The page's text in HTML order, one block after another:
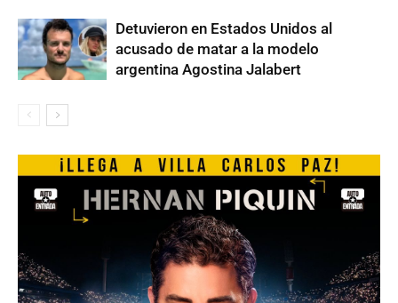
Detuvieron en Estados Unidos al
acusado de matar a la modelo
argentina Agostina Jalabert